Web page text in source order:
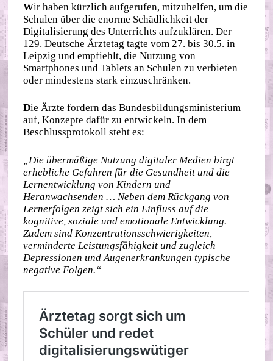
Wir haben kürzlich aufgerufen, mitzuhelfen, um die
Schulen über die enorme Schädlichkeit der
Digitalisierung des Unterrichts aufzuklären. Der
129. Deutsche Ärztetag tagte vom 27. bis 30.5. in
Leipzig und empfiehlt, die Nutzung von
Smartphones und Tablets an Schulen zu verbieten
oder mindestens stark einzuschränken.
Die Ärzte fordern das Bundesbildungsministerium
auf, Konzepte dafür zu entwickeln. In dem
Beschlussprotokoll steht es:
„Die übermäßige Nutzung digitaler Medien birgt
erhebliche Gefahren für die Gesundheit und die
Lernentwicklung von Kindern und
Heranwachsenden … Neben dem Rückgang von
Lernerfolgen zeigt sich ein Einfluss auf die
kognitive, soziale und emotionale Entwicklung.
Zudem sind Konzentrationsschwierigkeiten,
verminderte Leistungsfähigkeit und zugleich
Depressionen und Augenerkrankungen typische
negative Folgen.“